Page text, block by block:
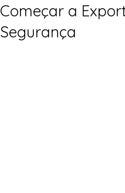
Começar a
Segurança